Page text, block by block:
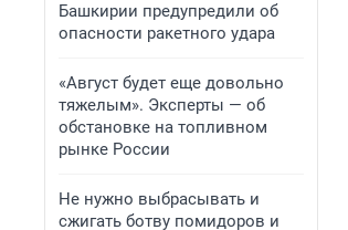
Башкирии предупредили об
опасности ракетного удара
«Август будет еще довольно
тяжелым». Эксперты — об
обстановке на топливном
рынке России
Не нужно выбрасывать и
сжигать ботву помидоров и